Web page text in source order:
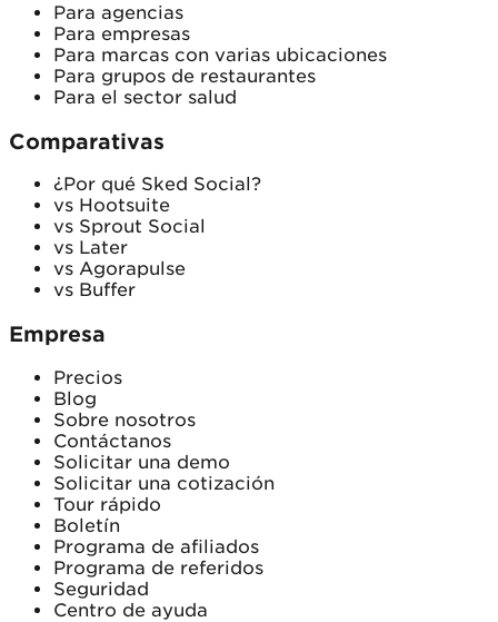
Para agencias
Para empresas
Para marcas con varias ubicaciones
Para grupos de restaurantes
Para el sector salud
Comparativas
¿Por qué Sked Social?
vs Hootsuite
vs Sprout Social
vs Later
vs Agorapulse
vs Buffer
Empresa
Precios
Blog
Sobre nosotros
Contáctanos
Solicitar una demo
Solicitar una cotización
Tour rápido
Boletín
Programa de afiliados
Programa de referidos
Seguridad
Centro de ayuda